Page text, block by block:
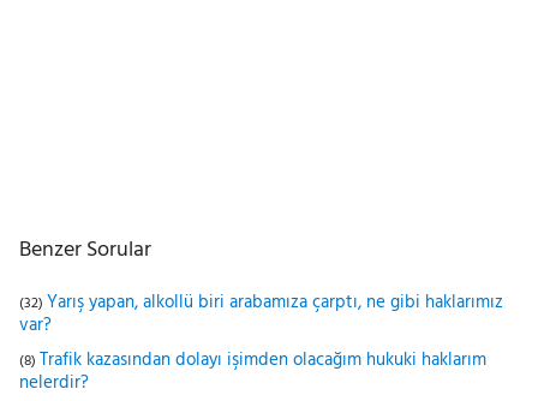
Benzer Sorular
(32) Yarış yapan, alkollü biri arabamıza çarptı, ne gibi haklarımız
var?
(8) Trafik kazasından dolayı işimden olacağım hukuki haklarım
nelerdir?